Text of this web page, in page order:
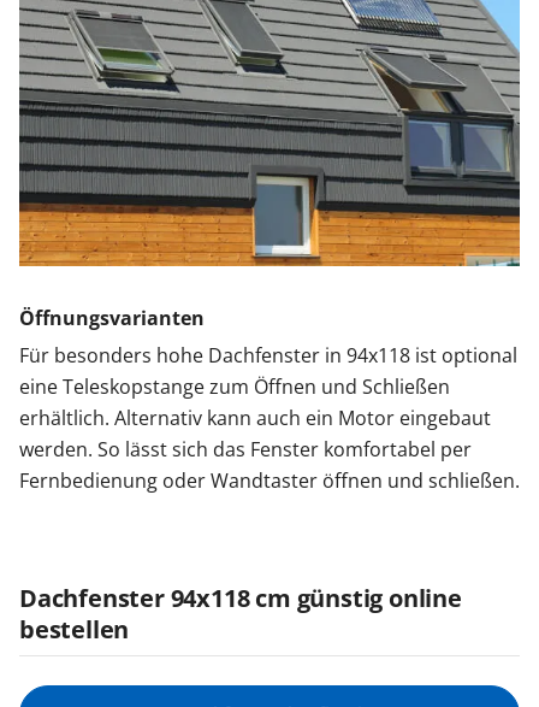
Öffnungsvarianten
Für besonders hohe Dachfenster in 94x118 ist optional
eine Teleskopstange zum Öffnen und Schließen
erhältlich. Alternativ kann auch ein Motor eingebaut
werden. So lässt sich das Fenster komfortabel per
Fernbedienung oder Wandtaster öffnen und schließen.
Dachfenster 94x118 cm günstig online
bestellen